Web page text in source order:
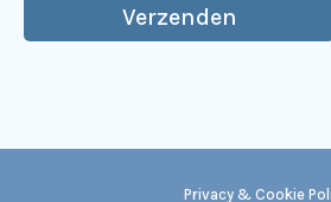
Privacy & Cookie